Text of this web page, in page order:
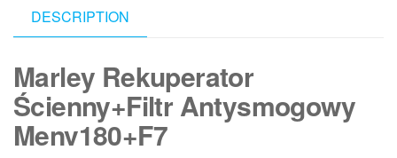
DESCRIPTION
Marley Rekuperator
Ścienny+Filtr Antysmogowy
Menv180+F7